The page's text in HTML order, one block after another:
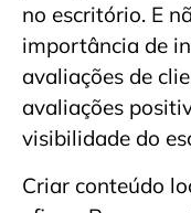
no escritório. E
importância de
avaliações de
avaliações
visibilidade do
Criar conteúdo